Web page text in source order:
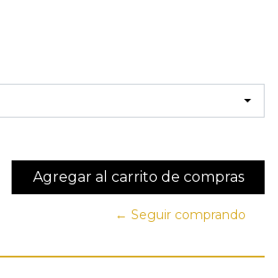
← Seguir comprando